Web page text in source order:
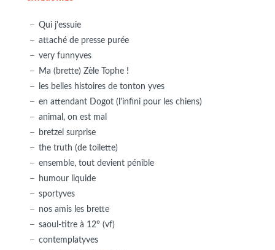
Qui j'essuie
attaché de presse purée
very funnyves
Ma (brette) Zèle Tophe !
les belles histoires de tonton yves
en attendant Dogot (l'infini pour les chiens)
animal, on est mal
bretzel surprise
the truth (de toilette)
ensemble, tout devient pénible
humour liquide
sportyves
nos amis les brette
saoul-titre à 12° (vf)
contemplatyves